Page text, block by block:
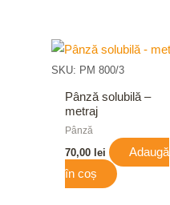
SKU: PM 800/3
Pânză solubilă –
metraj
Pânză
70,00 lei
Adaugă
în coș